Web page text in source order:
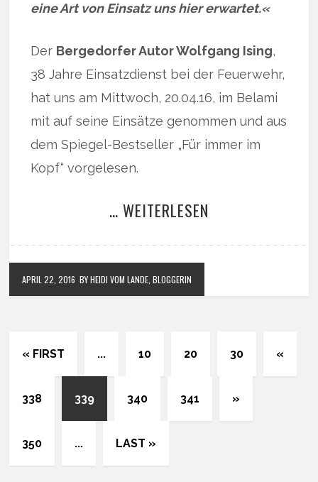
eine Art von Einsatz uns hier erwartet.«
Der Bergedorfer Autor Wolfgang Ising,
38 Jahre Einsatzdienst bei der Feuerwehr,
hat uns am Mittwoch, 20.04.16, im Belami
mit auf seine Einsätze genommen und aus
dem Spiegel-Bestseller „Für immer im
Kopf“ vorgelesen.
… WEITERLESEN
APRIL 22, 2016 BY HEIDI VOM LANDE, BLOGGERIN
« FIRST ... 10 20 30 «
338 339 340 341 »
350 ... LAST »